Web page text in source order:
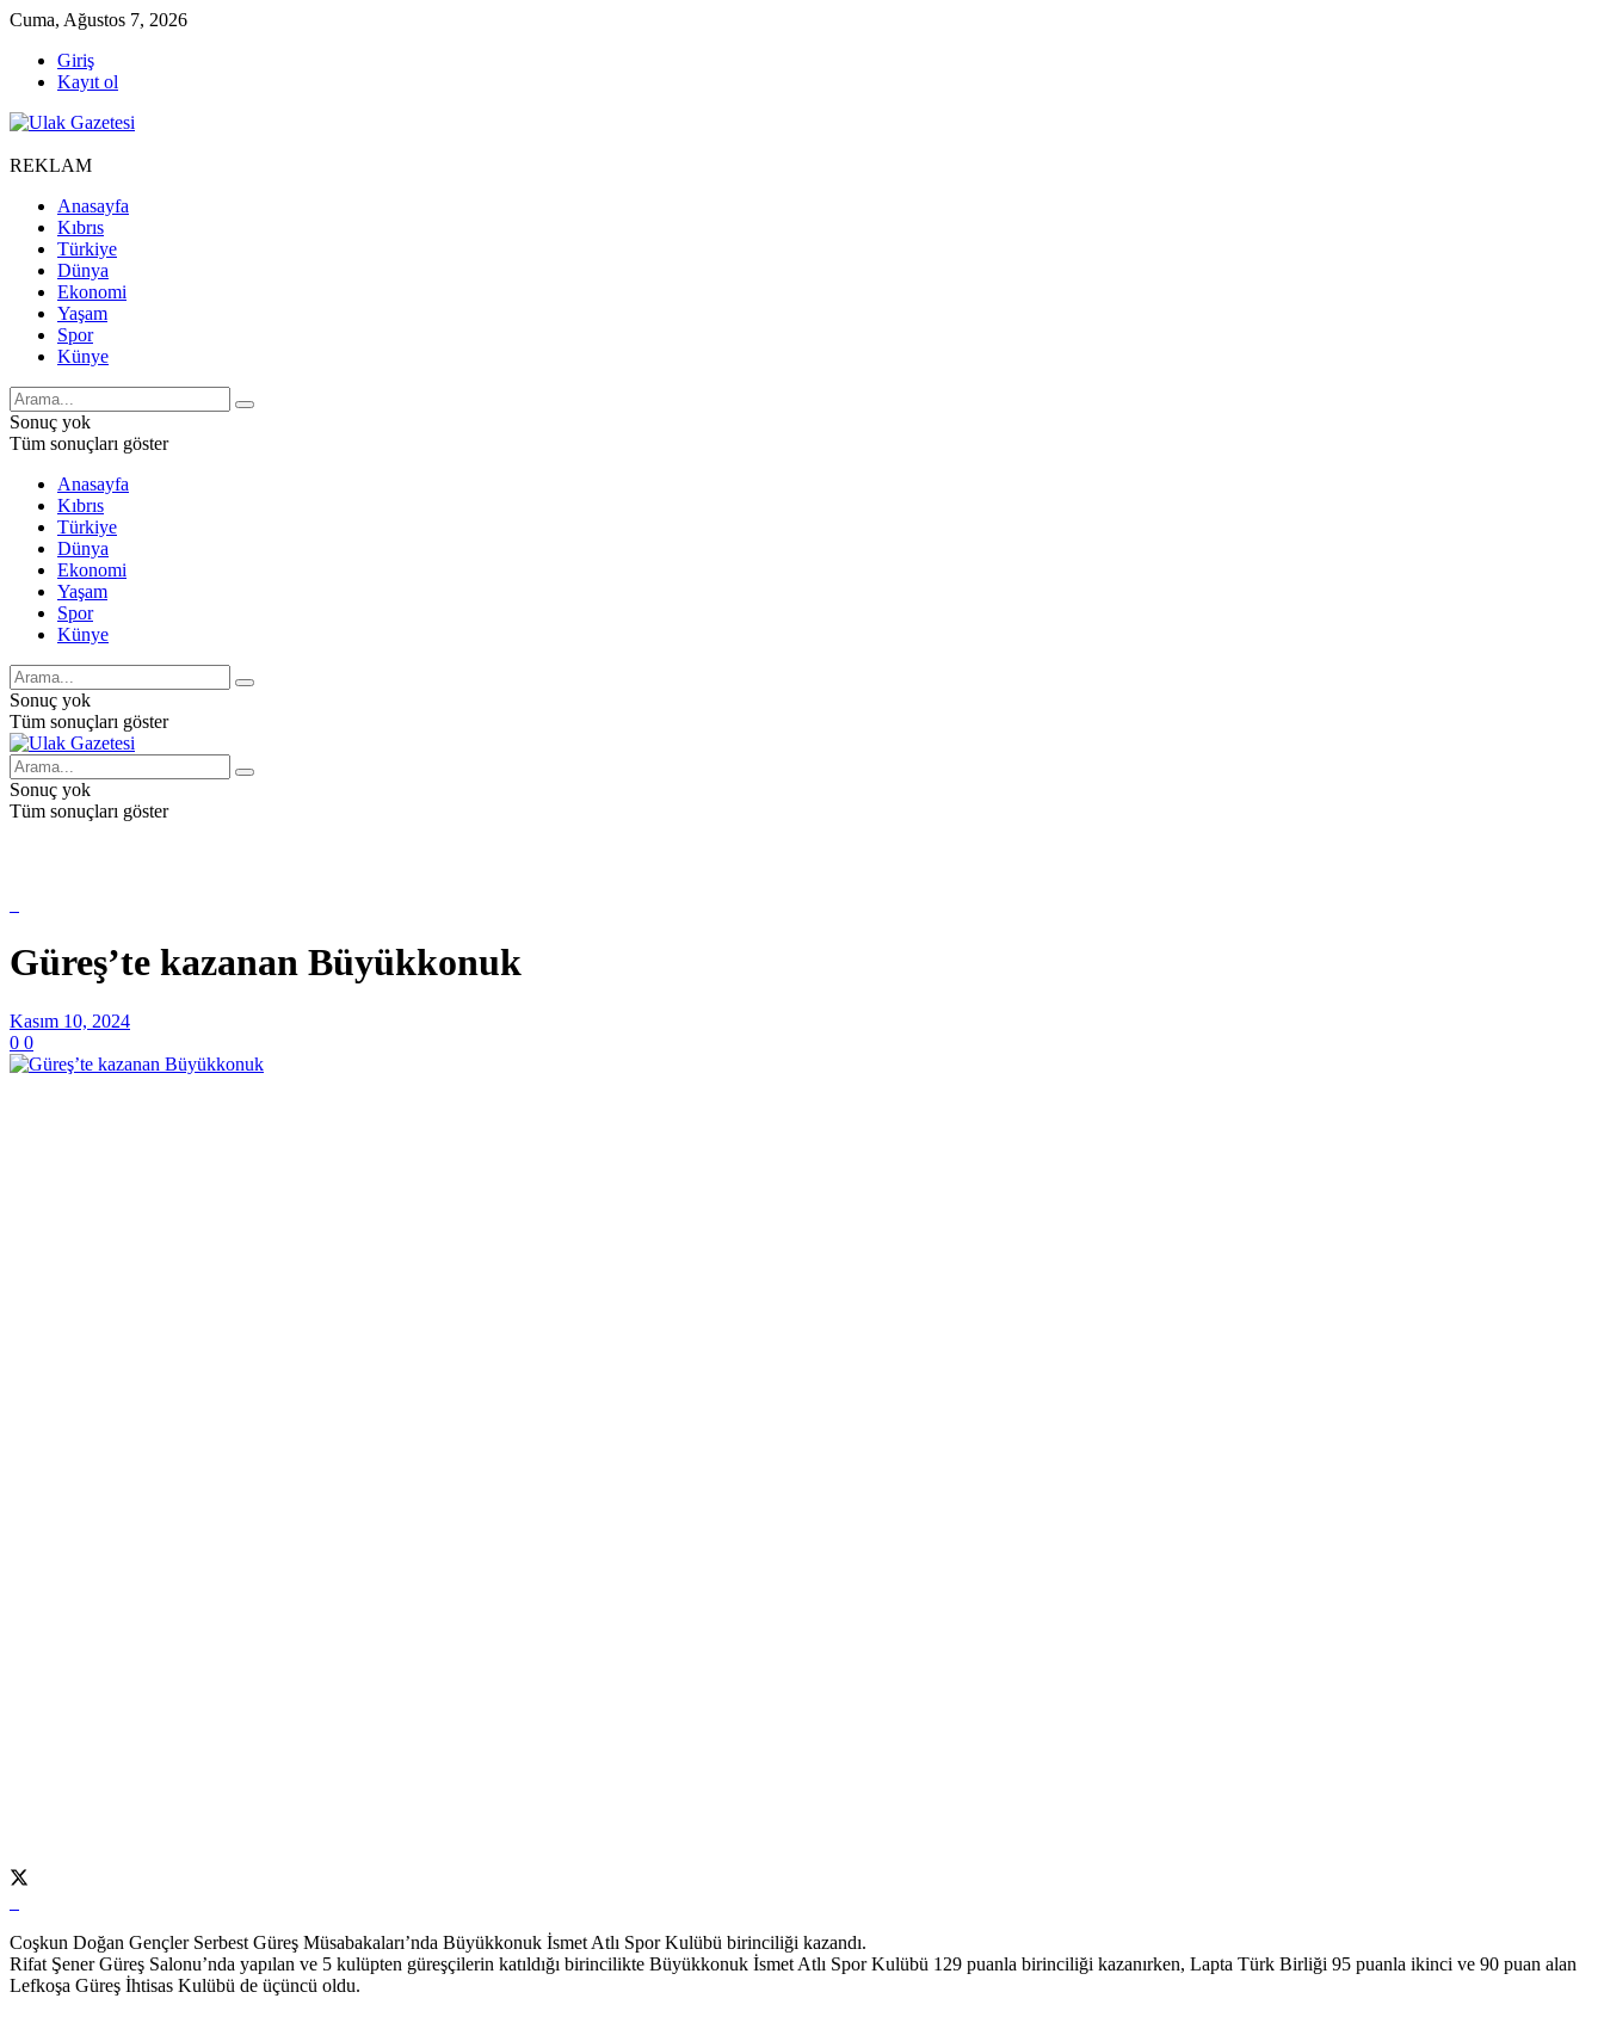
Cuma, Ağustos 7, 2026
Giriş
Kayıt ol
REKLAM
Anasayfa
Kıbrıs
Türkiye
Dünya
Ekonomi
Yaşam
Spor
Künye
Sonuç yok
Tüm sonuçları göster
Anasayfa
Kıbrıs
Türkiye
Dünya
Ekonomi
Yaşam
Spor
Künye
Sonuç yok
Tüm sonuçları göster
Sonuç yok
Tüm sonuçları göster
Güreş’te kazanan Büyükkonuk
Kasım 10, 2024
0 0
Coşkun Doğan Gençler Serbest Güreş Müsabakaları’nda Büyükkonuk İsmet Atlı Spor Kulübü birinciliği kazandı.
Rifat Şener Güreş Salonu’nda yapılan ve 5 kulüpten güreşçilerin katıldığı birincilikte Büyükkonuk İsmet Atlı Spor Kulübü 129 puanla birinciliği kazanırken, Lapta Türk Birliği 95 puanla ikinci ve 90 puan alan
Lefkoşa Güreş İhtisas Kulübü de üçüncü oldu.